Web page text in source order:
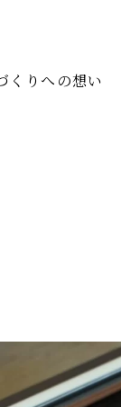
くりへの想い